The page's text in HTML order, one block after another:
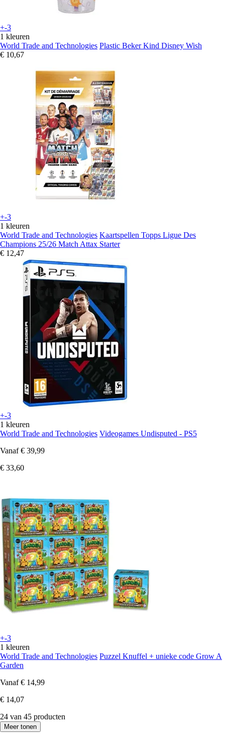
+-3
1 kleuren
World Trade and Technologies Plastic Beker Kind Disney Wish
€ 10,67
+-3
1 kleuren
World Trade and Technologies Kaartspellen Topps Ligue Des
Champions 25/26 Match Attax Starter
€ 12,47
+-3
1 kleuren
World Trade and Technologies Videogames Undisputed - PS5
Vanaf € 39,99
€ 33,60
+-3
1 kleuren
World Trade and Technologies Puzzel Knuffel + unieke code Grow A
Garden
Vanaf € 14,99
€ 14,07
24 van 45 producten
Meer tonen